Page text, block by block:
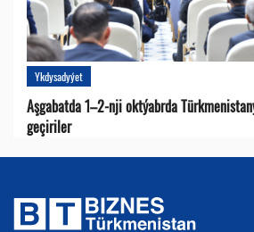
Ykdysadyýet
Aşgabatda 1–2-nji oktýabrda
geçiriler